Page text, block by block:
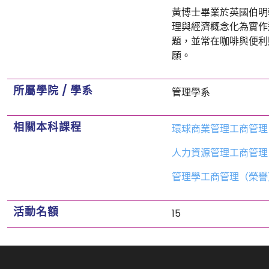
黃博士畢業於英國伯
理與經濟概念化為實
題，並常在咖啡與便
願。
所屬學院 / 學系 管理學系
相關本科課程
環球商業管理工商管
人力資源管理工商管
管理學工商管理（榮
活動名額 15